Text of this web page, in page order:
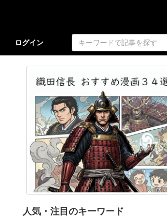
ログイン
人気・注目のキーワード